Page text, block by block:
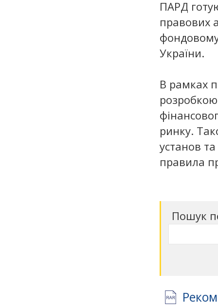
ПАРД
правових
України.
В рамках
ринку.
установ
правила
Пошук